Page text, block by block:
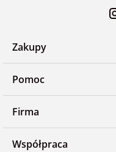
Zakupy
Pomoc
Firma
Współpraca